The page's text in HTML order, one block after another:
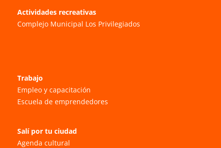
Actividades recreativas
Complejo Municipal Los Privilegiados
Trabajo
Empleo y capacitación
Escuela de emprendedores
Salí por tu ciudad
Agenda cultural